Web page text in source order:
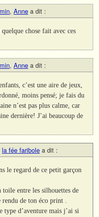
, Anne a dit :
chose fait avec ces
, Anne a dit :
c’est une aire de jeux,
moins pensé; je fais du
n’est pas plus calme, car
dernière! J’ai beaucoup de
la fée faribole a dit :
le regard de ce petit garçon
toile entre les silhouettes de
rendu de ton éco print .
type d’aventure mais j’ai si